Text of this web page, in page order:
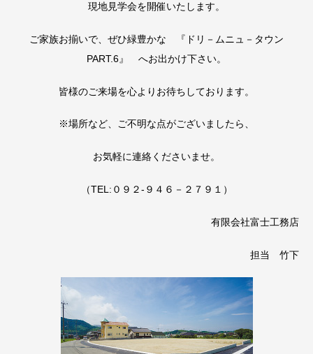
現地見学会を開催いたします。
ご家族お揃いで、ぜひ緑豊かな 『ドリ－ムニュ－タウン
PART.6』 へお出かけ下さい。
皆様のご来場を心よりお待ちしております。
※場所など、ご不明な点がございましたら、
お気軽に連絡くださいませ。
（TEL:０９２-９４６－２７９１）
有限会社富士工務店
担当 竹下